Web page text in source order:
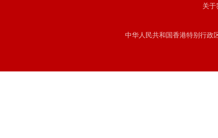
关于
中华人民共和国香港特别行政